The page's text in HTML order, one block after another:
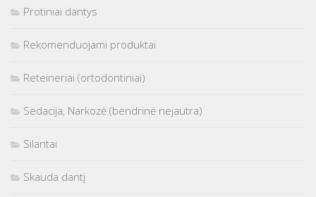
Protiniai dantys
Rekomenduojami produktai
Reteineriai (ortodontiniai)
Sedacija, Narkozė (bendrinė nejautra)
Silantai
Skauda dantį